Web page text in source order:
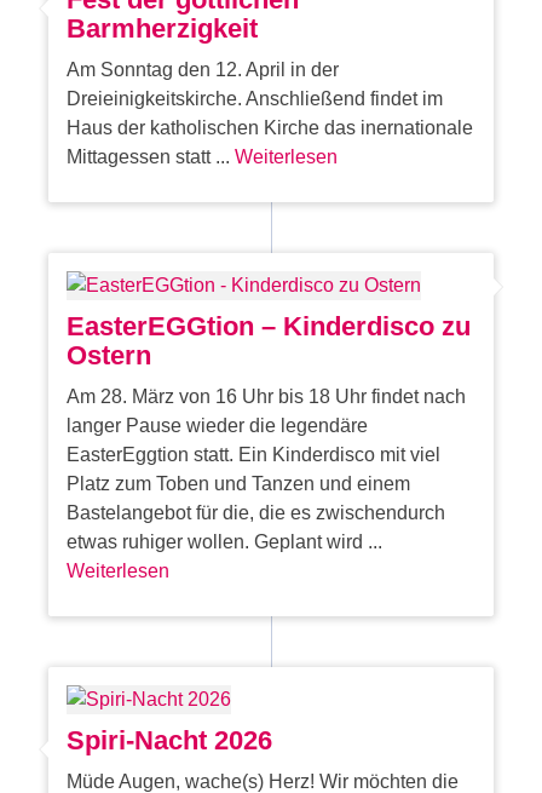
Barmherzigkeit
Am Sonntag den 12. April in der
Dreieinigkeitskirche. Anschließend findet im
Haus der katholischen Kirche das inernationale
Mittagessen statt ...Weiterlesen
EasterEGGtion – Kinderdisco zu
Ostern
Am 28. März von 16 Uhr bis 18 Uhr findet nach
langer Pause wieder die legendäre
EasterEggtion statt. Ein Kinderdisco mit viel
Platz zum Toben und Tanzen und einem
Bastelangebot für die, die es zwischendurch
etwas ruhiger wollen. Geplant wird ...
Weiterlesen
Spiri-Nacht 2026
Müde Augen, wache(s) Herz! Wir möchten die